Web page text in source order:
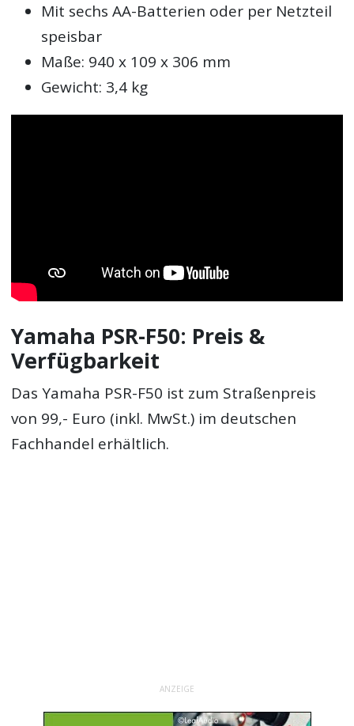
Mit sechs AA-Batterien oder per Netzteil
speisbar
Maße: 940 x 109 x 306 mm
Gewicht: 3,4 kg
Yamaha PSR-F50: Preis &
Verfügbarkeit
Das Yamaha PSR-F50 ist zum Straßenpreis
von 99,- Euro (inkl. MwSt.) im deutschen
Fachhandel erhältlich.
ANZEIGE